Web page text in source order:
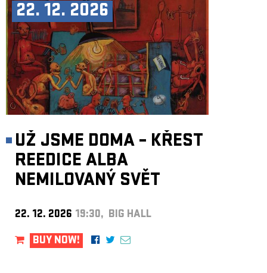
22. 12. 2026
UŽ JSME DOMA – KŘEST
REEDICE ALBA
NEMILOVANÝ SVĚT
22. 12. 2026 19:30, BIG HALL
BUY NOW!